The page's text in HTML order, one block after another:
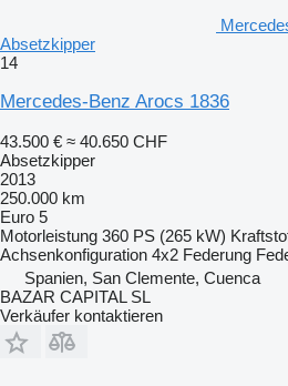
Absetzkipper
14
Mercedes-Benz Arocs 1836
43.500 € ≈ 40.650 CHF
Absetzkipper
2013
250.000 km
Euro 5
Motorleistung 360 PS (265 kW)
Achsenkonfiguration 4x2 Federung
Spanien, San Clemente, Cuenca
BAZAR CAPITAL SL
Verkäufer kontaktieren